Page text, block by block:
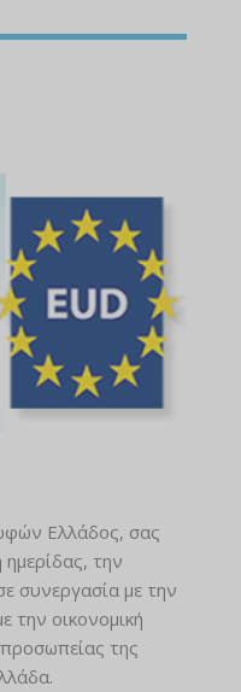
Ελλάδος, σας
την
συνεργασία με την
οικονομική
της